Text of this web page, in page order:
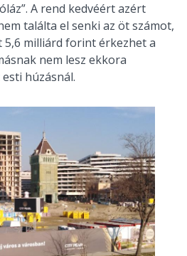
A rend kedvéért azért
találta el senki az öt számot,
5,6 milliárd forint érkezhet a
nem lesz ekkora
húzásnál.